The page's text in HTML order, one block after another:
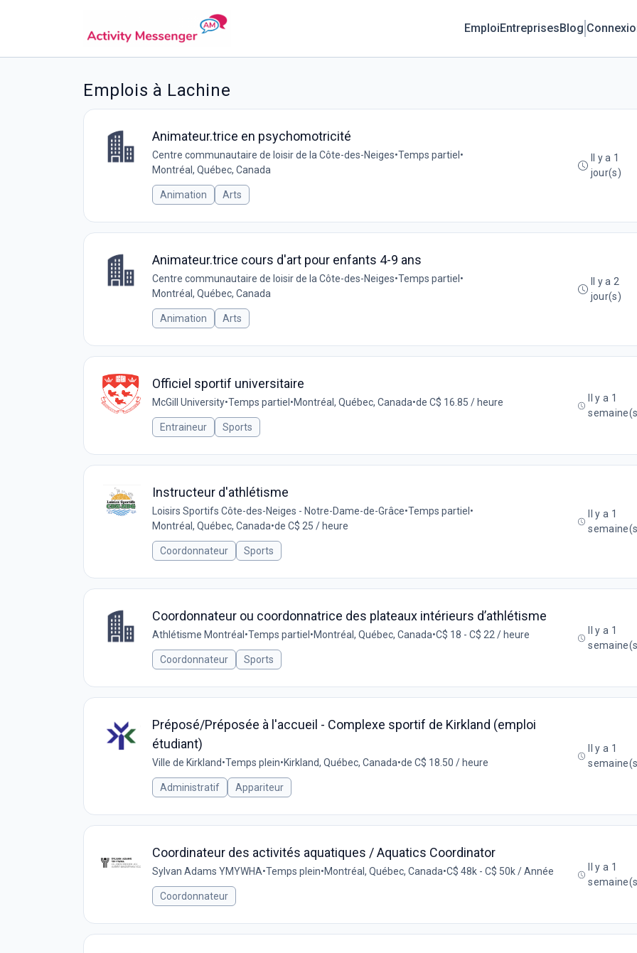
EmploiEntreprisesBlog
Emplois à Lachine
Animateur.trice en psychomotricité
Centre communautaire de loisir de la Côte-des-Neiges•Temps partiel •
Montréal, Québec, Canada
Animation Arts
Il y a 1
jour(s)
Animateur.trice cours d'art pour enfants 4-9 ans
Centre communautaire de loisir de la Côte-des-Neiges•Temps partiel •
Montréal, Québec, Canada
Animation Arts
Il y a 2
jour(s)
Officiel sportif universitaire
McGill University•Temps partiel •Montréal, Québec, Canada•de C$ 16.85 / heure
Entraineur Sports
Il y a 1
Instructeur d'athlétisme
Loisirs Sportifs Côte-des-Neiges - Notre-Dame-de-Grâce•Temps partiel •
Montréal, Québec, Canada•de C$ 25 / heure
Coordonnateur Sports
Il y a 1
Coordonnateur ou coordonnatrice des plateaux intérieurs d’athlétisme
Athlétisme Montréal •Temps partiel •Montréal, Québec, Canada•C$ 18 - C$ 22 / heure
Coordonnateur Sports
Il y a 1
Préposé/Préposée à l'accueil - Complexe sportif de Kirkland (emploi
étudiant)
Ville de Kirkland•Temps plein•Kirkland, Québec, Canada•de C$ 18.50 / heure
Administratif Appariteur
Il y a 1
Coordinateur des activités aquatiques / Aquatics Coordinator
Sylvan Adams YMYWHA•Temps plein•Montréal, Québec, Canada•C$ 48k - C$ 50k / Année
Coordonnateur
Il y a 1